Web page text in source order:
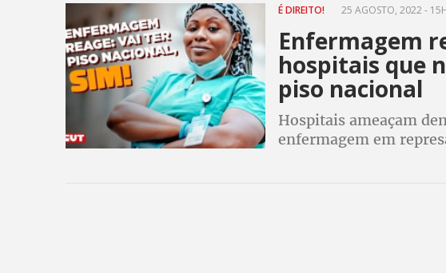
É DIREITO! 25 AGOSTO, 2022 -
Enfermagem
hospitais que
piso nacional
Hospitais ameaçam
enfermagem em